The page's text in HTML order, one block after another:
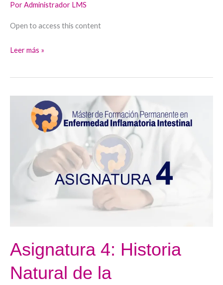
PorAdministrador LMS
Open to access this content
Leer más »
Asignatura 4: Historia
Natural de la
Asignatura
Historia
enfermedad,
manifestaciones